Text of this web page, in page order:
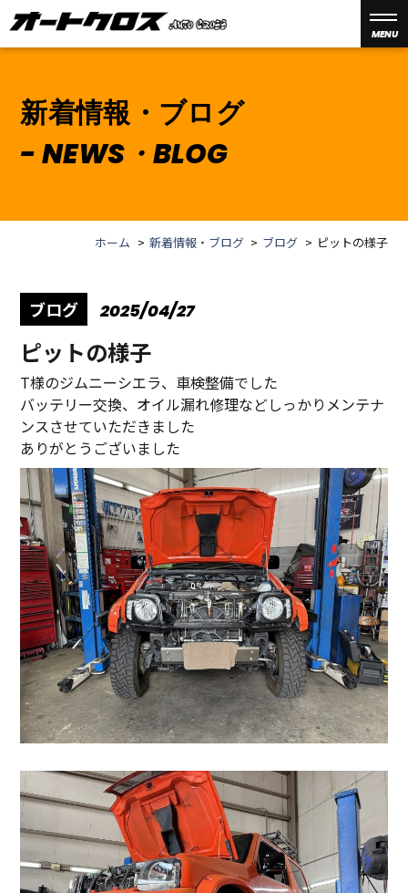
MENU
新着情報・ブログ
NEWS・BLOG
ホーム 新着情報・ブログ ブログ ピットの様子
ブログ 2025/04/27
ピットの様子
T様のジムニーシエラ、車検整備でした
バッテリー交換、オイル漏れ修理などしっかりメンテナ
ンスさせていただきました
ありがとうございました